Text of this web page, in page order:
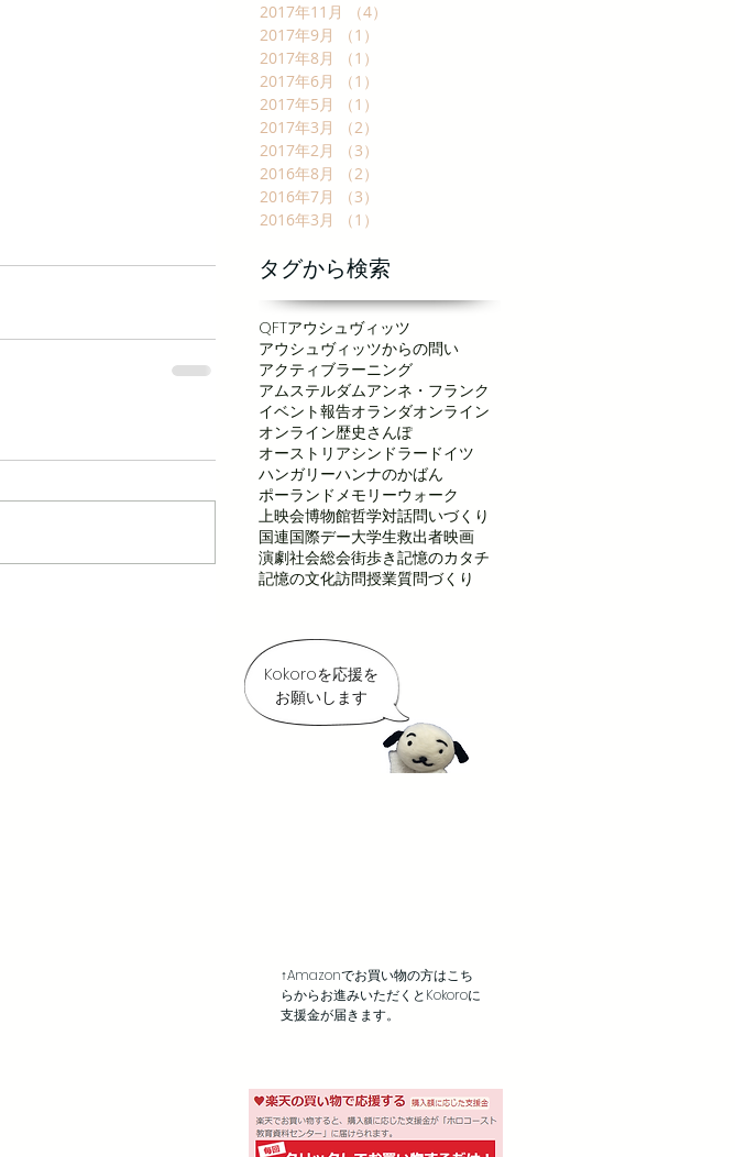
2017年11月
（4）
2017年9月
（1）
2017年8月
（1）
2017年6月
（1）
2017年5月
（1）
2017年3月
（2）
2017年2月
（3）
2016年8月
（2）
2016年7月
（3）
2016年3月
（1）
タグから検索
QFTアウシュヴィッツ
アウシュヴィッツからの問い
アクティブラーニング
アムステルダムアンネ・フランク
イベント報告オランダオンライン
オンライン歴史さんぽ
オーストリアシンドラー ドイツ
ハンガリーハンナのかばん
ポーランドメモリーウォーク
上映会博物館哲学対話問いづくり
国連国際デー大学生救出者映画
演劇社会総会街歩き記憶のカタチ
記憶の文化訪問授業質問づくり
Kokoroを応援を
お願いします
↑Amazonでお買い物の方はこち
らからお進みいただくとKokoroに
支援金が届きます。